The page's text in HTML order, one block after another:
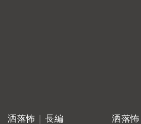
洒落怖｜長編 洒落